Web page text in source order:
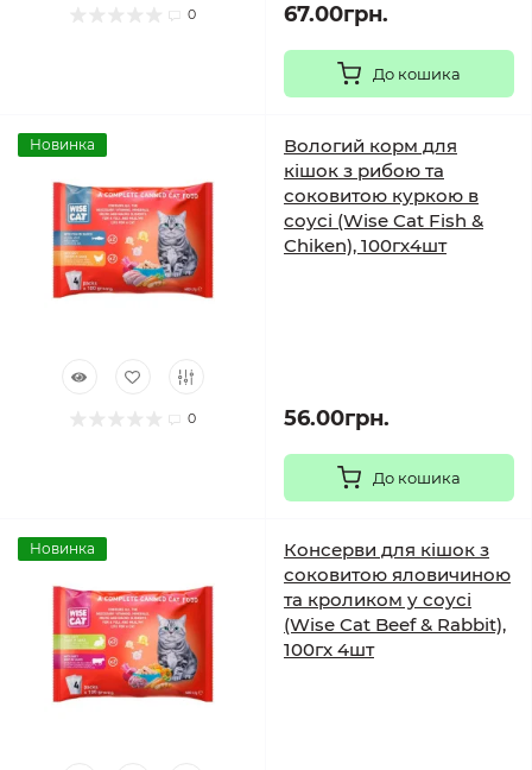
0 67.00грн.
До кошика
Новинка
0
Вологий корм для
кішок з рибою та
соковитою куркою в
соусі (Wise Cat Fish &
Chiken), 100гх4шт
56.00грн.
До кошика
Новинка
Консерви для кішок з
соковитою яловичиною
та кроликом у соусі
(Wise Cat Beef & Rabbit),
100гх 4шт